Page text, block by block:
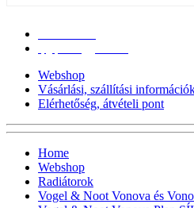
Webshop
Vásárlási, szállítási
Elérhetőség, átvételi pont
Home
Webshop
Radiátorok
Vogel & Noot Vonova és